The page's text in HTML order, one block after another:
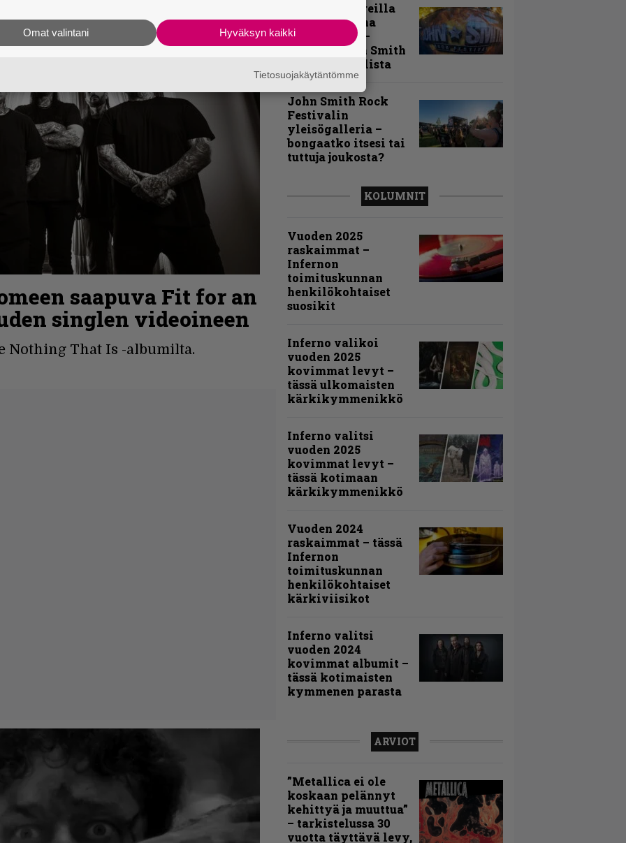
saapuva Fit for an
singlen videoineen
Nothing That Is -albumilta.
”Näillä festareilla
kaikki on aina
kohdallaan” –
raportti John Smith
Rock Festivalista
John Smith Rock
Festivalin
yleisögalleria –
bongaatko itsesi tai
tuttuja joukosta?
KOLUMNIT
Vuoden 2025
raskaimmat –
Infernon
toimituskunnan
henkilökohtaiset
suosikit
Inferno valikoi
vuoden 2025
kovimmat levyt –
tässä ulkomaisten
kärkikymmenikkö
Inferno valitsi
vuoden 2025
kovimmat levyt –
tässä kotimaan
kärkikymmenikkö
Vuoden 2024
raskaimmat – tässä
Infernon
toimituskunnan
henkilökohtaiset
kärkiviisikot
Inferno valitsi
vuoden 2024
kovimmat albumit –
tässä kotimaisten
kymmenen parasta
ARVIOT
”Metallica ei ole
koskaan pelännyt
kehittyä ja muuttua”
– tarkistelussa 30
vuotta täyttävä levy,
Hyväksyn kaikki
Omat valintani
Tietosuojakäytäntömme